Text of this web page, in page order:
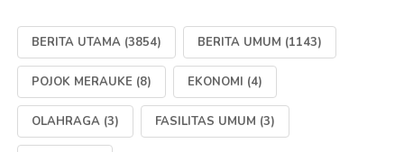
BERITA UTAMA (3854) BERITA UMUM (1143)
POJOK MERAUKE (8) EKONOMI (4)
OLAHRAGA (3) FASILITAS UMUM (3)